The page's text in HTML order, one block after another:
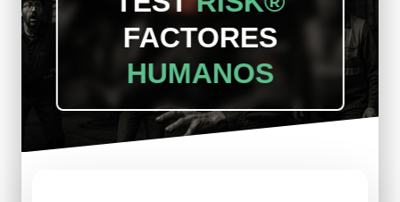
FACTORES
HUMANOS